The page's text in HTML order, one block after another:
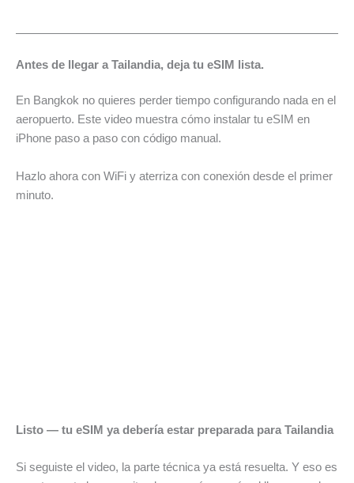
Antes de llegar a Tailandia, deja tu eSIM lista.
En Bangkok no quieres perder tiempo configurando nada en el
aeropuerto. Este video muestra cómo instalar tu eSIM en
iPhone paso a paso con código manual.
Hazlo ahora con WiFi y aterriza con conexión desde el primer
minuto.
Listo — tu eSIM ya debería estar preparada para Tailandia
Si seguiste el video, la parte técnica ya está resuelta. Y eso es